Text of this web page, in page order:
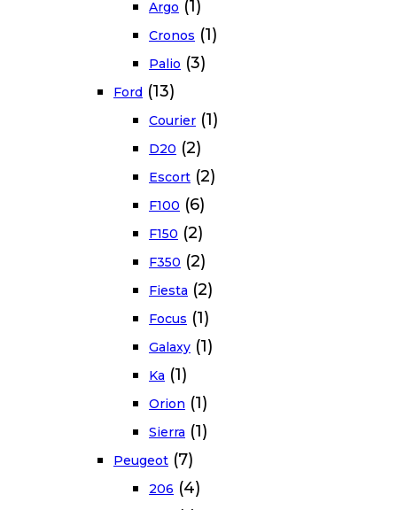
Argo (1)
Cronos (1)
Palio (3)
Ford (13)
Courier (1)
D20 (2)
Escort (2)
F100 (6)
F150 (2)
F350 (2)
Fiesta (2)
Focus (1)
Galaxy (1)
Ka (1)
Orion (1)
Sierra (1)
Peugeot (7)
206 (4)